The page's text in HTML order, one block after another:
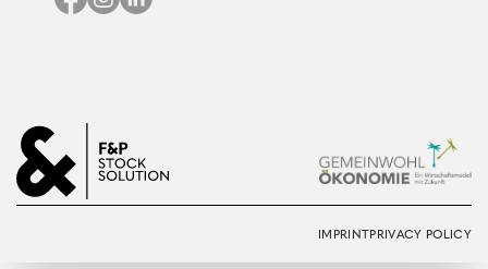
IMPRINTPRIVACY POLICY